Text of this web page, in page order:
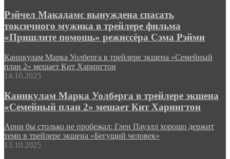
Рэйчел Макадамс вынуждена спасать
токсичного мужика в трейлере фильма
«Пришлите помощь» режиссёра Сэма Рэйми
Каникулам Марка Уолберга в трейлере экшена «Семейный
план 2» мешает Кит Харингтон
14.10.2025
Каникулам Марка Уолберга в трейлере экшена
«Семейный план 2» мешает Кит Харингтон
Арни бы столько не пробежал: Глен Пауэлл хорошо держит
темп в трейлере экшена «Бегущий человек»
13.10.2025